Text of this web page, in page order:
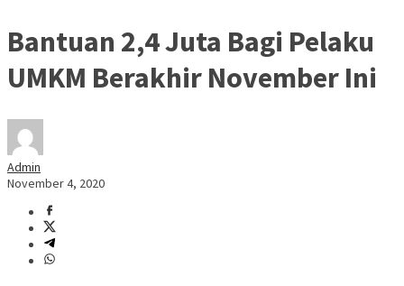
Bantuan 2,4 Juta Bagi Pelaku
UMKM Berakhir November Ini
Admin
November 4, 2020